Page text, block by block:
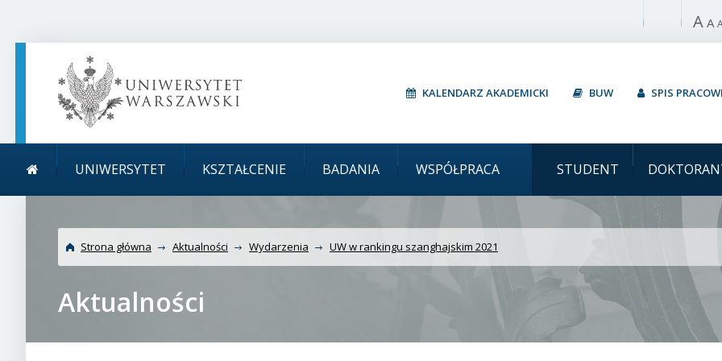
Włącz A A
KALENDARZ AKADEMICKI BUW SPIS
główne
UNIWERSYTET KSZTAŁCENIE BADANIA WSPÓŁPRACA STUDENT
Uniwersytet Warszawski UW w
Strona główna Aktualności Wydarzenia UW w rankingu szanghajskim 2021
Aktualności